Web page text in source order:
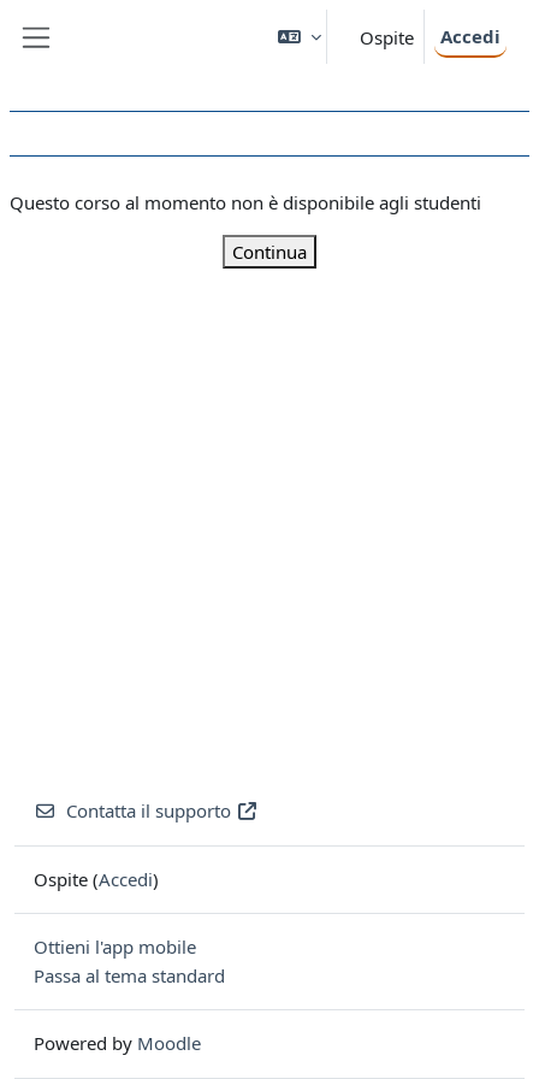
Ospite Accedi
Questo corso al momento non è disponibile agli studenti
Continua
Contatta il supporto
Ospite (Accedi)
Ottieni l'app mobile
Passa al tema standard
Powered by Moodle